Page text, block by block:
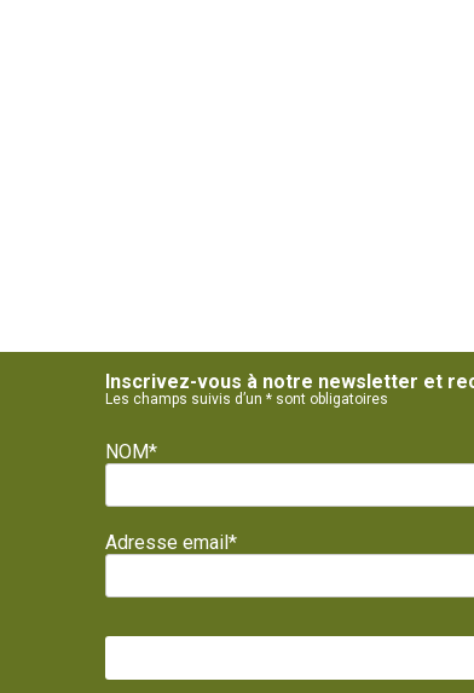
Inscrivez-vous à notre newsletter et
Les champs suivis d’un * sont obligatoires
NOM*
Adresse email*